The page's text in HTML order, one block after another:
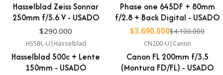
Hasselblad Zeiss Sonnar
250mm f/5.6 V - USADO
$290.000
Phase one 645DF + 80mm
f/2.8 + Back Digital - USADO
$3.690.000$4.100.000
HSSBL-U | Hasselblad
Hasselblad 500c + Lente
150mm - USADO
CN200-U | Canon
Canon FL 200mm f/3.5
(Montura FD/FL) - USADO